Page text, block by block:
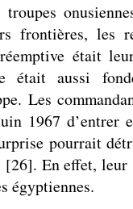
frontières, les
était
était aussi
Les
1967 d’entrer
pourrait
[26]. En effet,
égyptiennes.